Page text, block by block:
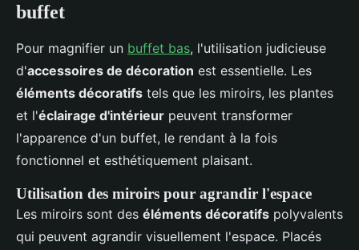
buffet
Pour magnifier un buffet bas, l'utilisation judicieuse
d'accessoires de décoration est essentielle. Les
éléments décoratifs tels que les miroirs, les plantes
et l'éclairage d'intérieur peuvent transformer
l'apparence d'un buffet, le rendant à la fois
fonctionnel et esthétiquement plaisant.
Utilisation des miroirs pour agrandir l'espace
Les miroirs sont des éléments décoratifs polyvalents
qui peuvent agrandir visuellement l'espace. Placés